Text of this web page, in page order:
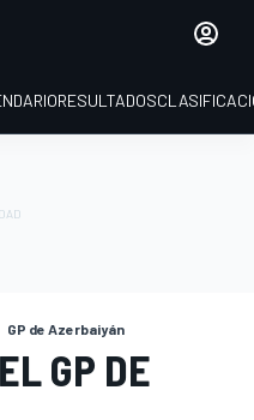
RESULTADOS
GP de Azerbaiyán
GP DE